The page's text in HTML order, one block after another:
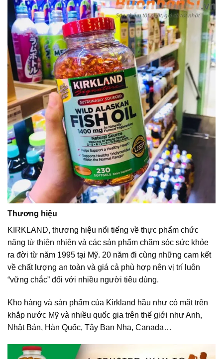
Thương hiệu
KIRKLAND, thương hiệu nổi tiếng về thực phẩm chức
năng từ thiên nhiên và các sản phẩm chăm sóc sức khỏe
ra đời từ năm 1995 tại Mỹ. 20 năm đi cùng những cam kết
về chất lượng an toàn và giá cả phù hợp nên vị trí luôn
“vững chắc” đối với nhiều người tiêu dùng.
Kho hàng và sản phẩm của Kirkland hầu như có mặt trên
khắp nước Mỹ và nhiều quốc gia trên thế giới như Anh,
Nhật Bản, Hàn Quốc, Tây Ban Nha, Canada…